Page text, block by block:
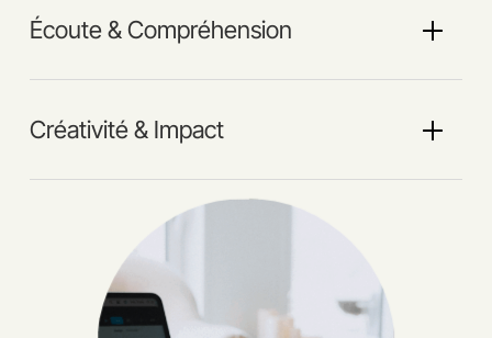
Écoute & Compréhension
Créativité & Impact